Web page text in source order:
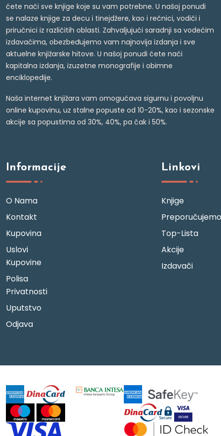
ćete naći sve knjige koje su vam potrebne. U našoj ponudi
se nalaze knjige za decu i tinejdžere, kao i rečnici, vodiči i
priručnici iz različitih oblasti. Zahvaljujući saradnji sa vodećim
izdavačima, obezbeđujemo vam najnovija izdanja i sve
aktuelne knjižarske hitove. U našoj ponudi ćete naći
kapitalna izdanja, izuzetne monografije i obimne
enciklopedije.
Naša internet knjižara vam omogućava sigurnu i povoljnu
online kupovinu, uz stalne popuste od 10-20%, kao i sezonske
akcije sa popustima od 30%, 40%, pa čak i 50%.
Informacije
O Nama
Kontakt
Kupovina
Uslovi
Kupovine
Polisa
Privatnosti
Uputstvo
Odjava
Linkovi
Knjige
Preporučujemo
Top-Lista
Akcije
Izdavači